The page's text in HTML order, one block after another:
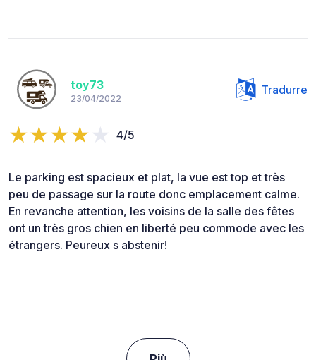
toy73
23/04/2022
Tradurre
4/5
Le parking est spacieux et plat, la vue est top et très
peu de passage sur la route donc emplacement calme.
En revanche attention, les voisins de la salle des fêtes
ont un très gros chien en liberté peu commode avec les
étrangers. Peureux s abstenir!